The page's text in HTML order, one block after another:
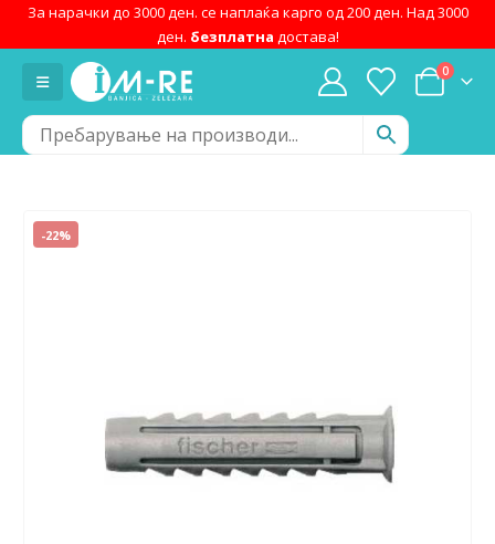
За нарачки до 3000 ден. се наплаќа карго од 200 ден. Над 3000
ден. безплатна достава!
0
-22%